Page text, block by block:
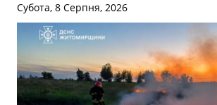
Субота, 8 Серпня, 2026